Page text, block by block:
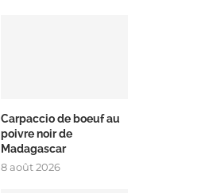
Carpaccio de boeuf au
poivre noir de
Madagascar
8 août 2026